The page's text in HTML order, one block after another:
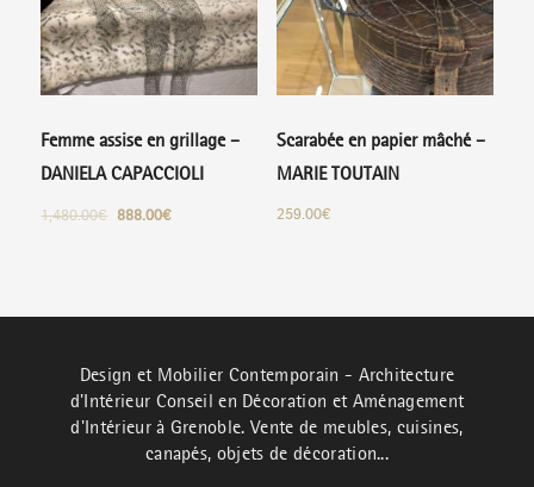
Femme assise en grillage –
DANIELA CAPACCIOLI
1,480.00€ 888.00€
Scarabée en papier mâché –
MARIE TOUTAIN
259.00€
Design et Mobilier Contemporain - Architecture
d'Intérieur Conseil en Décoration et Aménagement
d'Intérieur à Grenoble. Vente de meubles, cuisines,
canapés, objets de décoration...